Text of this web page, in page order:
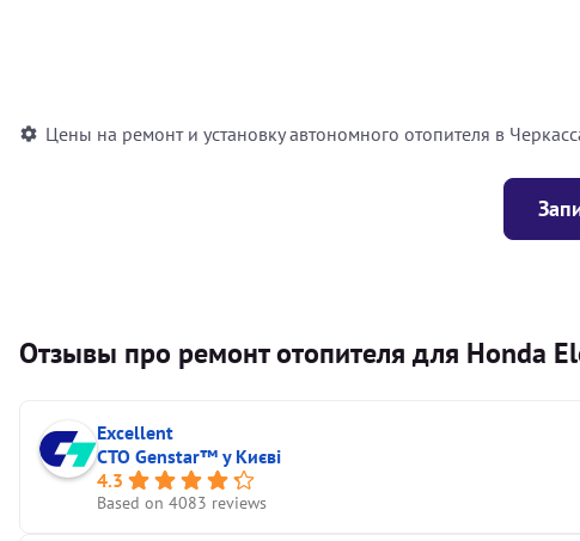
Цены на ремонт и установку автономного отопителя в
Отзывы про ремонт отопителя для Honda
Excellent
СТО Genstar™ у Києві
4.3
Based on 4083 reviews